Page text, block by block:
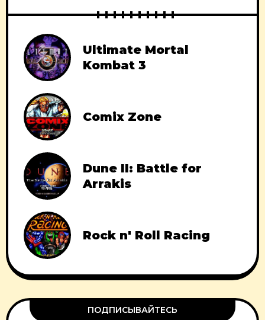
Ultimate Mortal
Kombat 3
Comix Zone
Dune II: Battle for
Arrakis
Rock n' Roll Racing
ПОДПИСЫВАЙТЕСЬ